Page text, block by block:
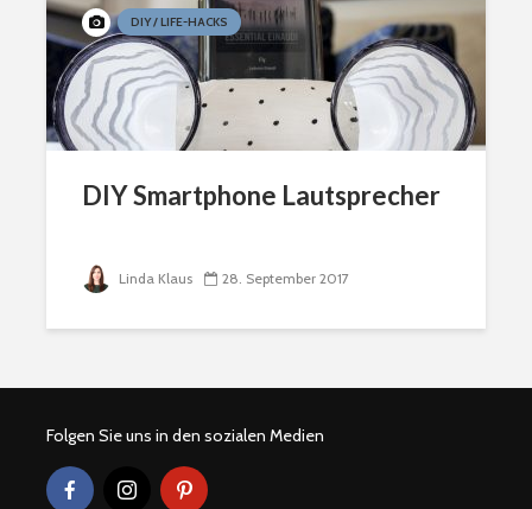
DIY / LIFE-HACKS
DIY Smartphone Lautsprecher
Linda Klaus 28. September 2017
Folgen Sie uns in den sozialen Medien